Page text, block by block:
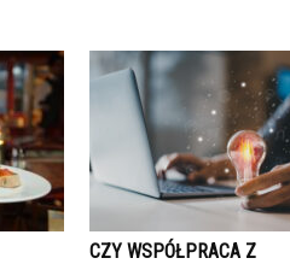
CZY WSPÓŁPRACA Z